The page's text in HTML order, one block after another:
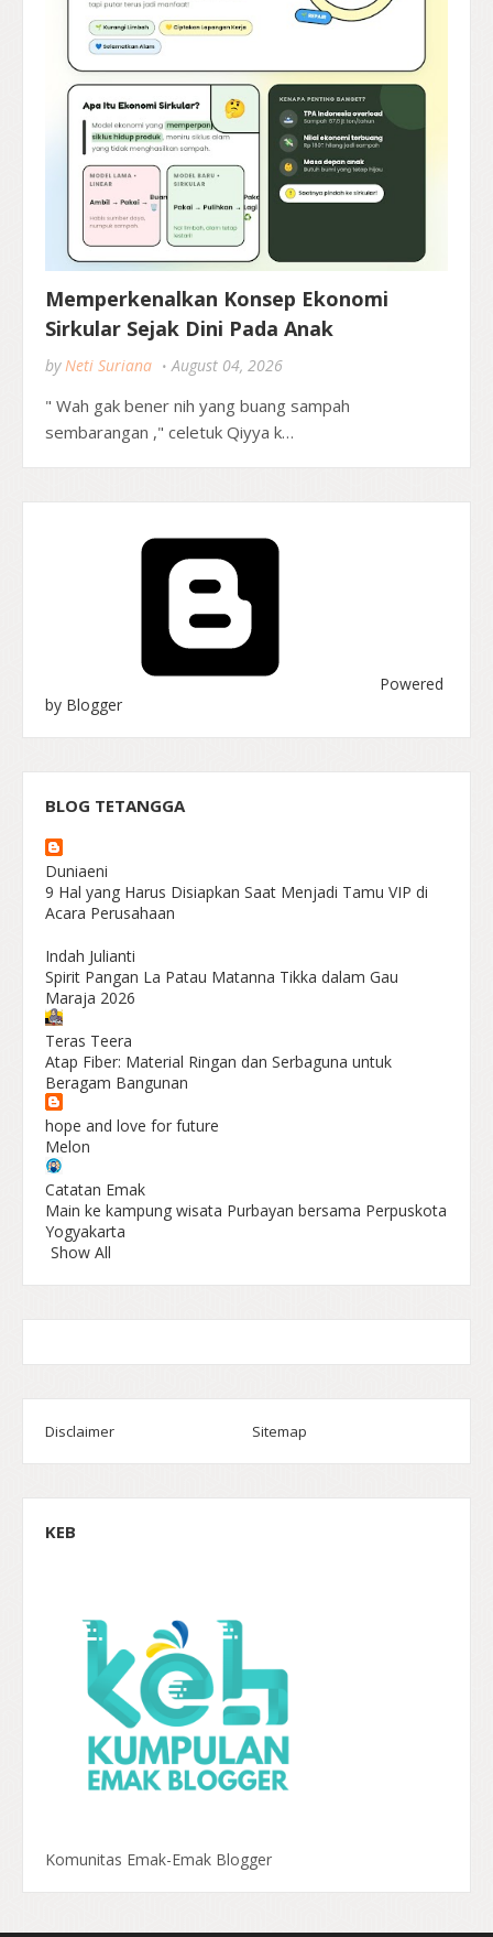
Memperkenalkan Konsep Ekonomi
Sirkular Sejak Dini Pada Anak
by Neti Suriana August 04, 2026
" Wah gak bener nih yang buang sampah
sembarangan ," celetuk Qiyya k…
Powered
by Blogger
BLOG TETANGGA
Duniaeni
9 Hal yang Harus Disiapkan Saat Menjadi Tamu VIP di
Acara Perusahaan
Indah Julianti
Spirit Pangan La Patau Matanna Tikka dalam Gau
Maraja 2026
Teras Teera
Atap Fiber: Material Ringan dan Serbaguna untuk
Beragam Bangunan
hope and love for future
Melon
Catatan Emak
Main ke kampung wisata Purbayan bersama Perpuskota
Yogyakarta
Show All
Disclaimer Sitemap
KEB
Komunitas Emak-Emak Blogger